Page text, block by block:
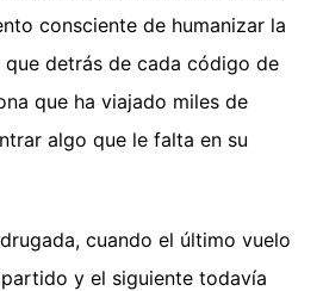
consciente de humanizar la
que detrás de cada código de
que ha viajado miles de
algo que le falta en su
cuando el último vuelo
y el siguiente todavía